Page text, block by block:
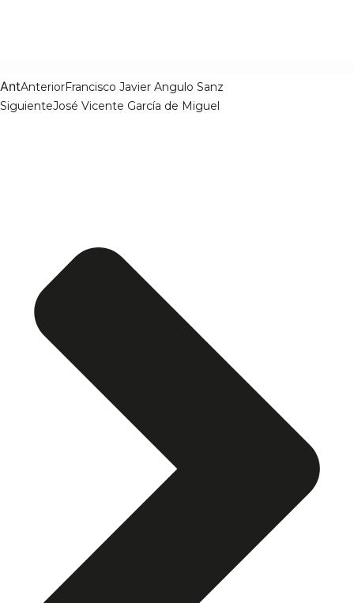
AntAnteriorFrancisco Javier Angulo Sanz
SiguienteJosé Vicente García de Miguel